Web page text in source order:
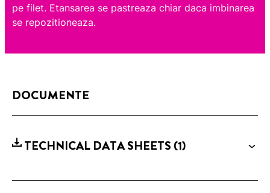
pe filet. Etansarea se pastreaza chiar daca imbinarea
se repozitioneaza.
DOCUMENTE
TECHNICAL DATA SHEETS (1)